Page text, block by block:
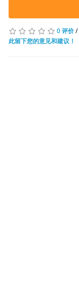
0 评价/
此留下您的意见和建议！